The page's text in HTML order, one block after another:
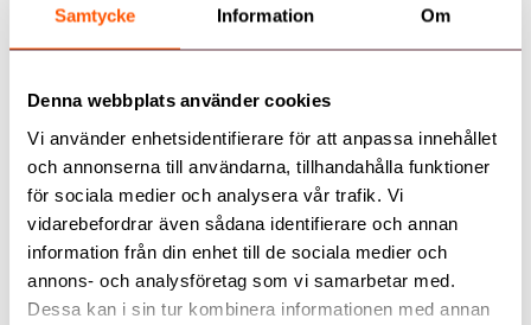
Samtycke Information Om
Denna webbplats använder cookies
Vi använder enhetsidentifierare för att anpassa innehållet
och annonserna till användarna, tillhandahålla funktioner
för sociala medier och analysera vår trafik. Vi
vidarebefordrar även sådana identifierare och annan
information från din enhet till de sociala medier och
annons- och analysföretag som vi samarbetar med.
Dessa kan i sin tur kombinera informationen med annan
Skrivet av
Alexander Forsback
Kundservice
Kundservice
Aktuell driftstatus
Genvägar
Våra elavtal
Kontakta oss
08 – 747 51 70